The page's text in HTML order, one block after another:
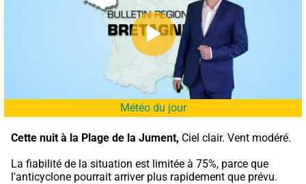
Météo du jour
Cette nuit à la Plage de la Jument, Ciel clair. Vent modéré.
La fiabilité de la situation est limitée à 75%, parce que
l'anticyclone pourrait arriver plus rapidement que prévu.